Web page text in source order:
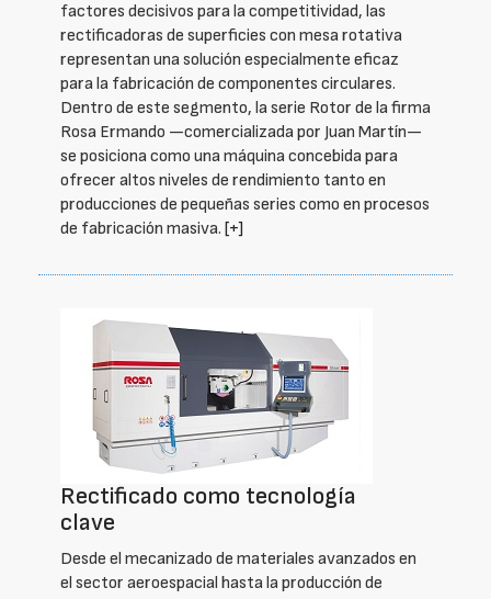
factores decisivos para la competitividad, las
rectificadoras de superficies con mesa rotativa
representan una solución especialmente eficaz
para la fabricación de componentes circulares.
Dentro de este segmento, la serie Rotor de la firma
Rosa Ermando —comercializada por Juan Martín—
se posiciona como una máquina concebida para
ofrecer altos niveles de rendimiento tanto en
producciones de pequeñas series como en procesos
de fabricación masiva. [+]
Rectificado como tecnología
clave
Desde el mecanizado de materiales avanzados en
el sector aeroespacial hasta la producción de